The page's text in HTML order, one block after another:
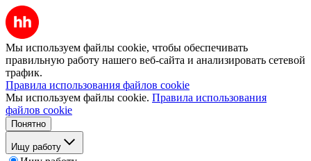
Мы используем файлы cookie, чтобы обеспечивать
правильную работу нашего веб-сайта и анализировать сетевой
трафик.
Правила использования файлов cookie
Мы используем файлы cookie. Правила использования
файлов cookie
Понятно
Ищу работу